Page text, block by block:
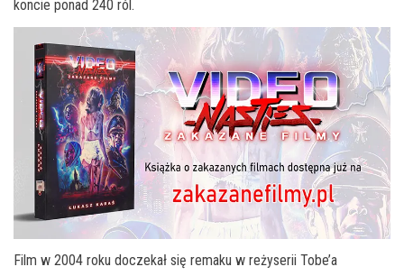
koncie ponad 240 ról.
Film w 2004 roku doczekał się remaku w reżyserii Tobe’a